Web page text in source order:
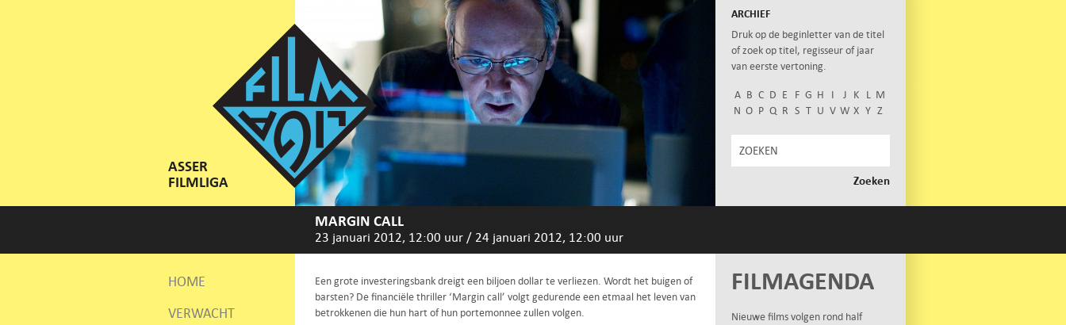
ASSER
FILMLIGA
ARCHIEF
Druk op de beginletter van de titel
of zoek op titel, regisseur of jaar
van eerste vertoning.
A B C D E F G H I J K L M
N O P Q R S T U V W X Y Z
MARGIN CALL
23 januari 2012, 12:00 uur / 24 januari 2012, 12:00 uur
HOME
VERWACHT
Een grote investeringsbank dreigt een biljoen dollar te verliezen. Wordt het buigen of
barsten? De financiële thriller ‘Margin call’ volgt gedurende een etmaal het leven van
betrokkenen die hun hart of hun portemonnee zullen volgen.
FILMAGENDA
Nieuwe films volgen rond half